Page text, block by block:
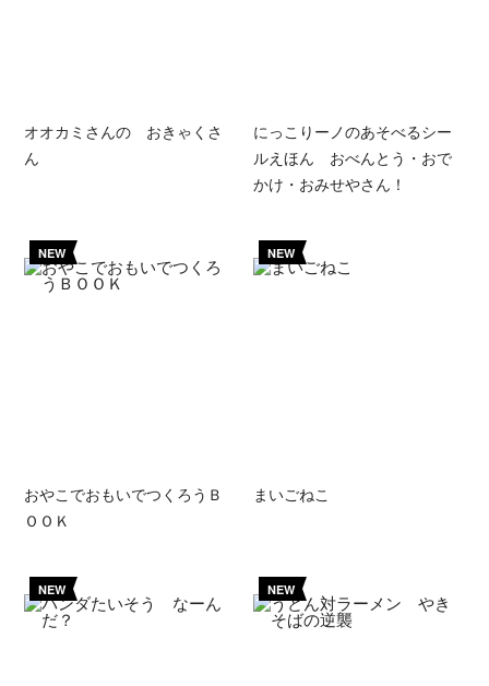
オオカミさんの おきゃくさ
ん
にっこりーノのあそべるシー
ルえほん おべんとう・おで
かけ・おみせやさん！
NEW
おやこでおもいでつくろうＢ
ＯＯＫ
NEW
まいごねこ
NEW NEW